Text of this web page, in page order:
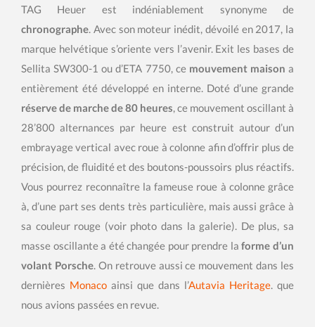
TAG Heuer est indéniablement synonyme de
chronographe. Avec son moteur inédit, dévoilé en 2017, la
marque helvétique s’oriente vers l’avenir. Exit les bases de
Sellita SW300-1 ou d’ETA 7750, ce mouvement maison a
entièrement été développé en interne. Doté d’une grande
réserve de marche de 80 heures, ce mouvement oscillant à
28’800 alternances par heure est construit autour d’un
embrayage vertical avec roue à colonne afin d’offrir plus de
précision, de fluidité et des boutons-poussoirs plus réactifs.
Vous pourrez reconnaître la fameuse roue à colonne grâce
à, d’une part ses dents très particulière, mais aussi grâce à
sa couleur rouge (voir photo dans la galerie). De plus, sa
masse oscillante a été changée pour prendre laforme d’un
volant Porsche. On retrouve aussi ce mouvement dans les
dernières Monaco ainsi que dans l’Autavia Heritage. que
nous avions passées en revue.